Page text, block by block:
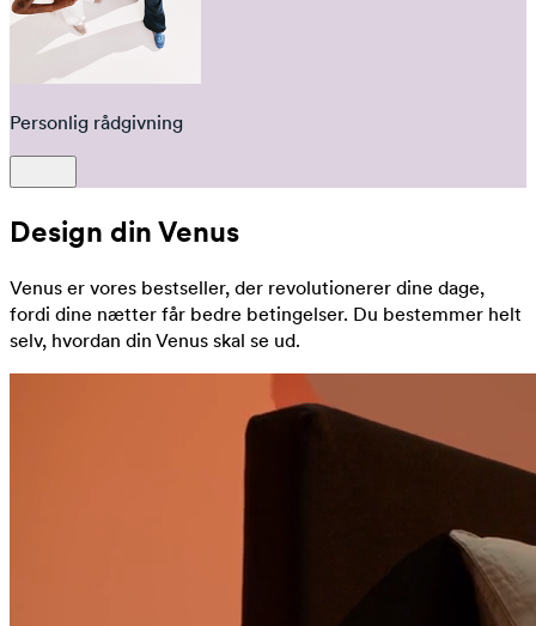
Personlig rådgivning
Design din Venus
Venus er vores bestseller, der revolutionerer dine dage,
fordi dine nætter får bedre betingelser. Du bestemmer helt
selv, hvordan din Venus skal se ud.